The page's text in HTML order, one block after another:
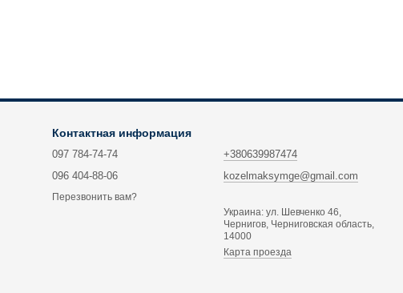
Контактная информация
097 784-74-74
096 404-88-06
Перезвонить вам?
+380639987474
kozelmaksymge@gmail.com
Украина: ул. Шевченко 46,
Чернигов, Черниговская область,
14000
Карта проезда